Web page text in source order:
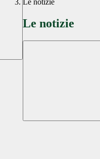
Le notizie
Le notizie